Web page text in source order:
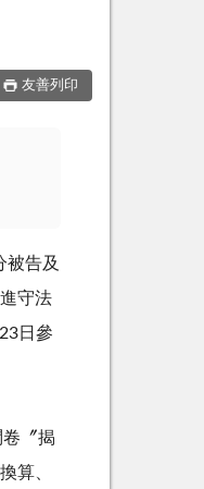
友善列印
被告及
守法
23日參
〞揭
算、